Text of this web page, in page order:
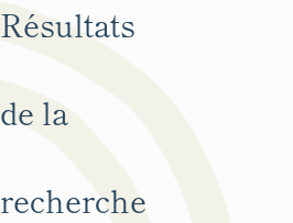
Résultats
de la
recherche